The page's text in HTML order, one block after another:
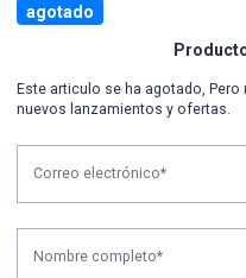
agotado
Este articulo se ha agotado,
nuevos lanzamientos y ofertas.
Correo electrónico*
Nombre completo*